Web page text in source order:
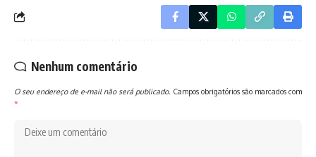
Nenhum comentário
O seu endereço de e-mail não será publicado. Campos obrigatórios são marcados com
*